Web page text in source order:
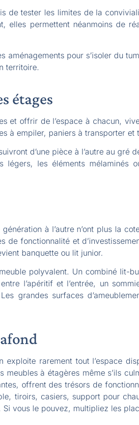
de tester les limites de la
elles permettent néanmoins de
aménagements pour s’isoler du
territoire.
étages
et offrir de l’espace à chacun,
à empiler, paniers à transporter et
d’une pièce à l’autre au gré
légers, les éléments mélaminés
à l’autre n’ont plus la
de fonctionnalité et
banquette ou lit junior.
polyvalent. Un combiné lit-
l’apéritif et l’entrée, un
grandes surfaces
rarement tout l’espace
meubles à étagères même s’ils
offrent des trésors de
tiroirs, casiers, support pour
vous le pouvez, multipliez les